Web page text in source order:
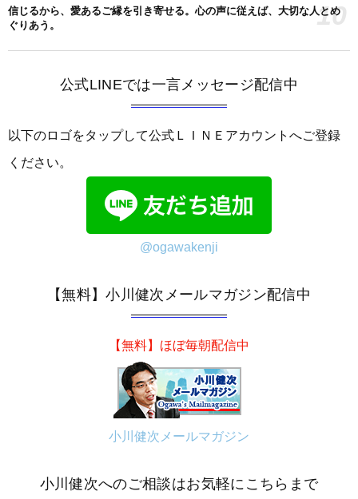
信じるから、愛あるご縁を引き寄せる。心の声に従えば、大切な人とめ
ぐりあう。
10
公式LINEでは一言メッセージ配信中
以下のロゴをタップして公式ＬＩＮＥアカウントへご登録
ください。
@ogawakenji
【無料】小川健次メールマガジン配信中
【無料】ほぼ毎朝配信中
小川健次メールマガジン
小川健次へのご相談はお気軽にこちらまで